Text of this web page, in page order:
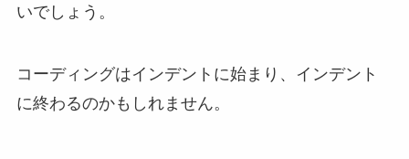
いでしょう。
コーディングはインデントに始まり、インデント
に終わるのかもしれません。